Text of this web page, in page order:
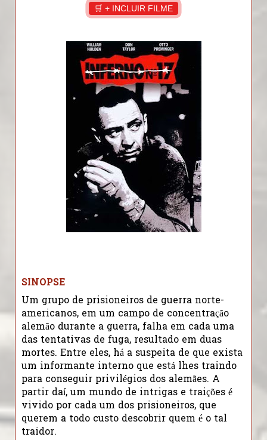
🛒 + INCLUIR FILME
SINOPSE
Um grupo de prisioneiros de guerra norte-
americanos, em um campo de concentração
alemão durante a guerra, falha em cada uma
das tentativas de fuga, resultado em duas
mortes. Entre eles, há a suspeita de que exista
um informante interno que está lhes traindo
para conseguir privilégios dos alemães. A
partir daí, um mundo de intrigas e traições é
vivido por cada um dos prisioneiros, que
querem a todo custo descobrir quem é o tal
traidor.